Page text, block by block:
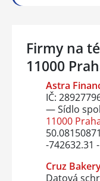
Firmy na
11000
Astra
IČ:
— Sídlo
11000
-742632.31
Cruz
Datová